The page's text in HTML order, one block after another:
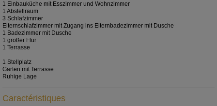
1 Einbauküche mit Esszimmer und Wohnzimmer
1 Abstellraum
3 Schlafzimmer
Elternschlafzimmer mit Zugang ins Elternbadezimmer mit Dusche
1 Badezimmer mit Dusche
1 großer Flur
1 Terrasse
1 Stellplatz
Garten mit Terrasse
Ruhige Lage
Caractéristiques